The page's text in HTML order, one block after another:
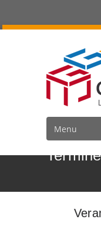
Termine